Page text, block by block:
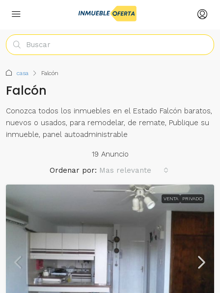
casa Falcón
Falcón
Conozca todos los inmuebles en el Estado Falcón baratos,
nuevos o usados, para remodelar, de remate, Publique su
inmueble, panel autoadministrable
19 Anuncio
Ordenar por: Mas relevante
VENTA PRIVADO